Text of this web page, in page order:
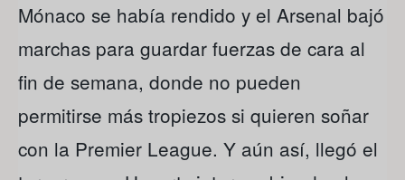
Mónaco se había rendido y el Arsenal bajó
marchas para guardar fuerzas de cara al
fin de semana, donde no pueden
permitirse más tropiezos si quieren soñar
con la Premier League. Y aún así, llegó el